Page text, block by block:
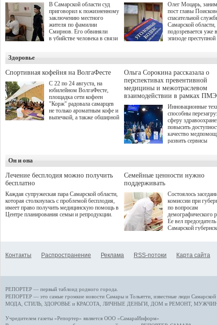
В Самарской области суд
приговорил к пожизненному
заключению местного
жителя по фамилии
Смирнов. Его обвиняли
в убийстве человека в связи
Олег Моцарь,
пост главы
спасательной
Самарской области,
подозревается уже
эпизоде преступной
а сам он
Здоровье
Спортивная кофейня на ВолгаФесте
С 22 по 24 августа, на
юбилейном ВолгаФесте,
площадка сети кофеен
"Корж" радовала самарцев
не только ароматным кофе и
выпечкой, а также обширной
Ольга Сорокина рассказала о
перспективах превентивной
медицины и межотраслевом
взаимодействии в рамках
Инновационные
способны
сферу
повысить
качество
развить сервисы
определенными
К ним можно
возникающие при
данными
более динамичного
проникновения
сегмент
отраслевое
рассказала Ольга
ходе сессии
качества жизни" в
ПМЭФ 2025. В
Он и она
Лечение бесплодия можно получить
бесплатно
Каждая супружеская пара Самарской области,
которая столкнулась с проблемой бесплодия,
имеет право получить медицинскую помощь в
Центре планирования семьи и репродукции.
Семейные ценности нужно
поддерживать
Состоялось
комиссии при
по вопросам
демографического
Ее вел председатель
Самарской
Контакты Распространение Реклама RSS-потоки Карта сайта
РЕПОРТЕР — первый таблоид родного города.
РЕПОРТЕР — это самые громкие новости Самары и Тольятти, известные люди
МОДА, СТИЛЬ ЗДОРОВЬЕ и КРАСОТА ЛИЧНЫЕ ДЕНЬГИ ДОМ и РЕМОНТ,
Учредителем газеты «Репортер» является ООО «СамараИнформ»